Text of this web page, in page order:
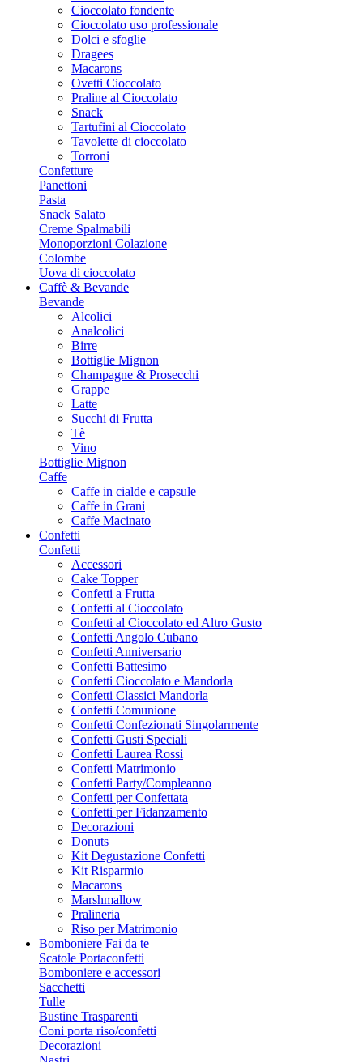
Cioccolato fondente
Cioccolato uso professionale
Dolci e sfoglie
Dragees
Macarons
Ovetti Cioccolato
Praline al Cioccolato
Snack
Tartufini al Cioccolato
Tavolette di cioccolato
Torroni
Confetture
Panettoni
Pasta
Snack Salato
Creme Spalmabili
Monoporzioni Colazione
Colombe
Uova di cioccolato
Caffè & Bevande
Bevande
Alcolici
Analcolici
Birre
Bottiglie Mignon
Champagne & Prosecchi
Grappe
Latte
Succhi di Frutta
Tè
Vino
Bottiglie Mignon
Caffe
Caffe in cialde e capsule
Caffe in Grani
Caffe Macinato
Confetti
Confetti
Accessori
Cake Topper
Confetti a Frutta
Confetti al Cioccolato
Confetti al Cioccolato ed Altro Gusto
Confetti Angolo Cubano
Confetti Anniversario
Confetti Battesimo
Confetti Cioccolato e Mandorla
Confetti Classici Mandorla
Confetti Comunione
Confetti Confezionati Singolarmente
Confetti Gusti Speciali
Confetti Laurea Rossi
Confetti Matrimonio
Confetti Party/Compleanno
Confetti per Confettata
Confetti per Fidanzamento
Decorazioni
Donuts
Kit Degustazione Confetti
Kit Risparmio
Macarons
Marshmallow
Pralineria
Riso per Matrimonio
Bomboniere Fai da te
Scatole Portaconfetti
Bomboniere e accessori
Sacchetti
Tulle
Bustine Trasparenti
Coni porta riso/confetti
Decorazioni